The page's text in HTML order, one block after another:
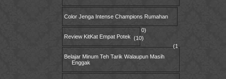
Color Jenga Intense Champions Rumahan
Review KitKat Empat Potek
Belajar Minum Teh Tarik Walaupun Masih
Enggak
0)
(10)
(1